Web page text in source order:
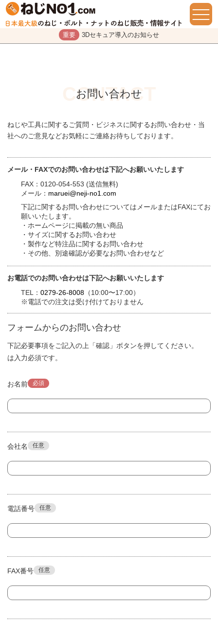
重要 3Dセキュア導入のお知らせ
お問い合わせ
ねじや工具に関するご質問・ビジネスに関するお問い合わせ・当
社へのご意見などお気軽にご連絡お待ちしております。
メール・FAXでのお問い合わせは下記へお願いいたします
FAX：0120-054-553 (送信無料)
メール： maruei@neji-no1.com
下記に関するお問い合わせについてはメールまたはFAXにてお
願いいたします。
・ホームページに掲載の無い商品
・サイズに関するお問い合わせ
・製作など特注品に関するお問い合わせ
・その他、別途確認が必要なお問い合わせなど
お電話でのお問い合わせは下記へお願いいたします
TEL： 0279-26-8008 （10:00〜17:00）
※電話での注文は受け付けておりません
フォームからのお問い合わせ
下記必要事項をご記入の上「確認」ボタンを押してください。
は入力必須です。
お名前 必須
会社名 任意
電話番号 任意
FAX番号 任意